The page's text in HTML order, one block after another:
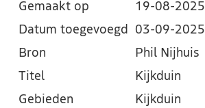
Gemaakt op
19-08-2025
Datum toegevoegd
03-09-2025
Bron
Phil Nijhuis
Titel
Kijkduin
Gebieden
Kijkduin